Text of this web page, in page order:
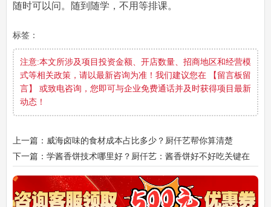
随时可以问。随到随学，不用等排课。
标签：
注意:本文所涉及项目投资金额、开店数量、招商地区和经营模
式等相关政策，请以最新咨询为准！我们建议您在 【留言板留
言】 或致电咨询，您即可与企业免费通话并及时获得项目最新
动态！
上一篇：威海卤味的食材成本占比多少？厨仟艺帮你算清楚
下一篇：学酱香饼技术哪里好？厨仟艺：酱香饼好不好吃关键在